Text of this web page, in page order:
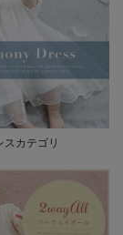
スカテゴリ